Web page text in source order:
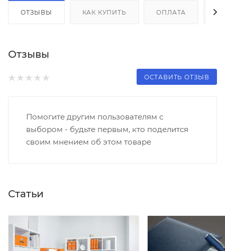
ОТЗЫВЫ КАК КУПИТЬ ОПЛАТА
Отзывы
ОСТАВИТЬ ОТЗЫВ
Помогите другим пользователям с
выбором - будьте первым, кто поделится
своим мнением об этом товаре
Статьи